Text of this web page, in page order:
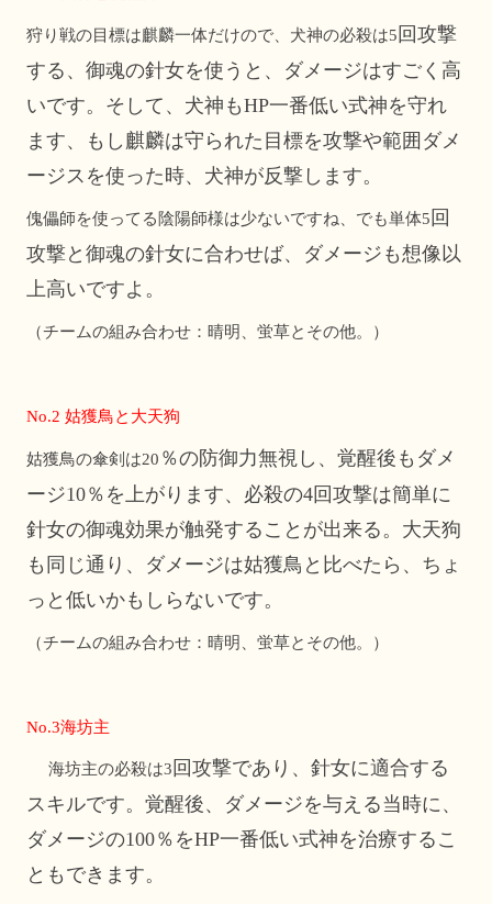
狩り戦の目標は麒麟一体だけので、犬神の必殺は5 回攻撃
する、御魂の針女を使うと、ダメージはすごく高
いです。そして、犬神もHP一番低い式神を守れ
ます、もし麒麟は守られた目標を攻撃や範囲ダメ
ージスを使った時、犬神が反撃します。
傀儡師を使ってる陰陽師様は少ないですね、でも単体5 回
攻撃と御魂の針女に合わせば、ダメージも想像以
上高いですよ。
（チームの組み合わせ：晴明、蛍草とその他。）
No.2 姑獲鳥と大天狗
姑獲鳥の傘剣は20 ％の防御力無視し、覚醒後もダメ
ージ10％を上がります、必殺の4回攻撃は簡単に
針女の御魂効果が触発することが出来る。大天狗
も同じ通り、ダメージは姑獲鳥と比べたら、ちょ
っと低いかもしらないです。
（チームの組み合わせ：晴明、蛍草とその他。）
No.3海坊主
海坊主の必殺は3 回攻撃であり、針女に適合する
スキルです。覚醒後、ダメージを与える当時に、
ダメージの100％をHP一番低い式神を治療するこ
ともできます。